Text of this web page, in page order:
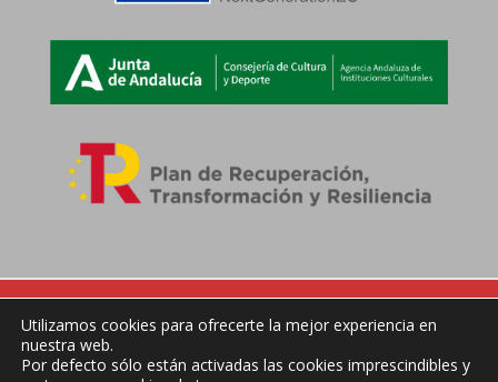
Utilizamos cookies para ofrecerte la mejor experiencia en
nuestra web.
Por defecto sólo están activadas las cookies imprescindibles y